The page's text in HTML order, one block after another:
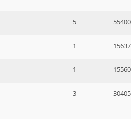
5 55400
1 15637
1 15560
3 30405